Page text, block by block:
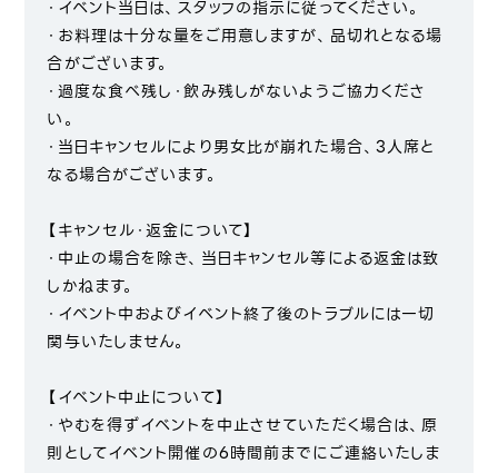
・イベント当日は、スタッフの指示に従ってください。
・お料理は十分な量をご用意しますが、品切れとなる場
合がございます。
・過度な食べ残し・飲み残しがないようご協力くださ
い。
・当日キャンセルにより男女比が崩れた場合、3人席と
なる場合がございます。
【キャンセル・返金について】
・中止の場合を除き、当日キャンセル等による返金は致
しかねます。
・イベント中およびイベント終了後のトラブルには一切
関与いたしません。
【イベント中止について】
・やむを得ずイベントを中止させていただく場合は、原
則としてイベント開催の6時間前までにご連絡いたしま